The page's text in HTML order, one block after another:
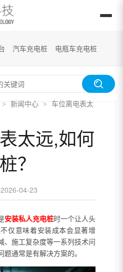
汽车充电桩 电瓶车充电桩
> 新闻中心 > 车位离电表太
太远,如何
？
2026-04-23
安装私人充电桩时一个让人头
仅意味着安装成本会显著增
、施工复杂度等一系列技术问
通常是有解决方案的。